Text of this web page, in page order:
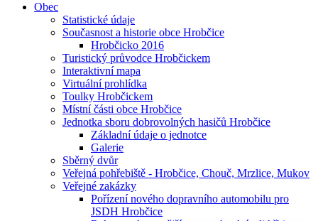
Obec
Statistické údaje
Současnost a historie obce Hrobčice
Hrobčicko 2016
Turistický průvodce Hrobčickem
Interaktivní mapa
Virtuální prohlídka
Toulky Hrobčickem
Místní části obce Hrobčice
Jednotka sboru dobrovolných hasičů Hrobčice
Základní údaje o jednotce
Galerie
Sběrný dvůr
Veřejná pohřebiště - Hrobčice, Chouč, Mrzlice, Mukov
Veřejné zakázky
Pořízení nového dopravního automobilu pro
JSDH Hrobčice